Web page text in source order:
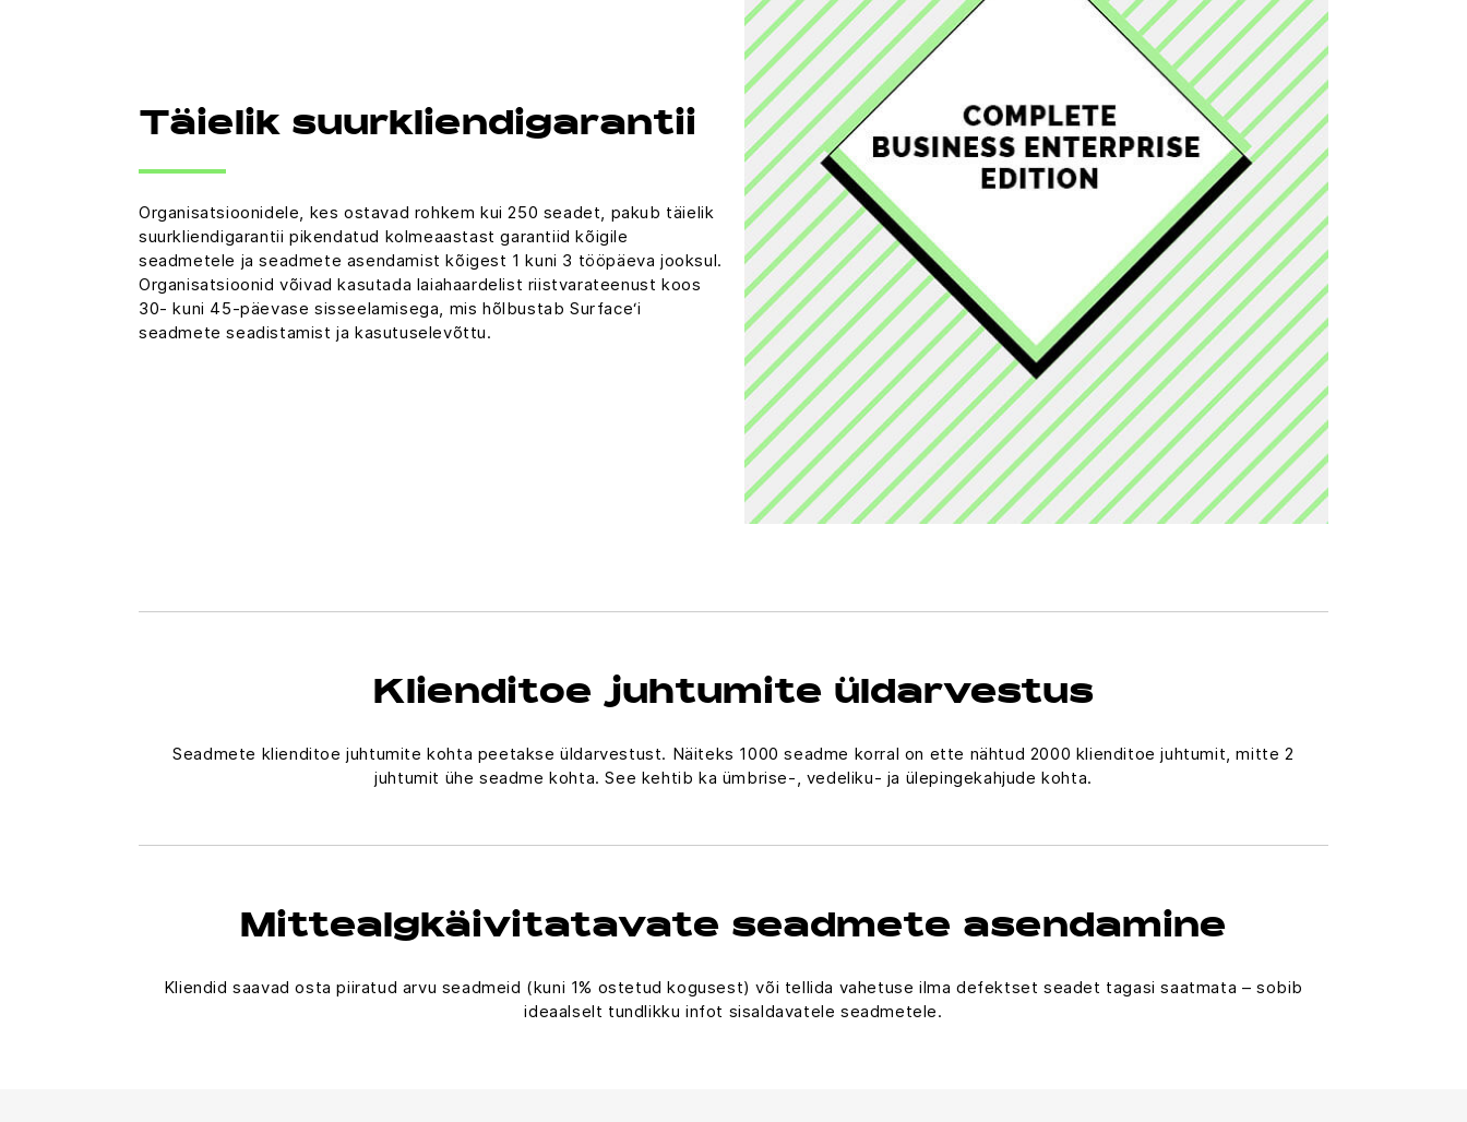
Täielik suurkliendigarantii
Organisatsioonidele, kes ostavad rohkem kui 250 seadet, pakub täielik
suurkliendigarantii pikendatud kolmeaastast garantiid kõigile
seadmetele ja seadmete asendamist kõigest 1 kuni 3 tööpäeva jooksul.
Organisatsioonid võivad kasutada laiahaardelist riistvarateenust koos
30- kuni 45-päevase sisseelamisega, mis hõlbustab Surface‘i
seadmete seadistamist ja kasutuselevõttu.
Klienditoe juhtumite üldarvestus
Seadmete klienditoe juhtumite kohta peetakse üldarvestust. Näiteks 1000 seadme korral on ette nähtud 2000 klienditoe juhtumit, mitte 2
juhtumit ühe seadme kohta. See kehtib ka ümbrise-, vedeliku- ja ülepingekahjude kohta.
Mittealgkäivitatavate seadmete asendamine
Kliendid saavad osta piiratud arvu seadmeid (kuni 1% ostetud kogusest) või tellida vahetuse ilma defektset seadet tagasi saatmata – sobib
ideaalselt tundlikku infot sisaldavatele seadmetele.